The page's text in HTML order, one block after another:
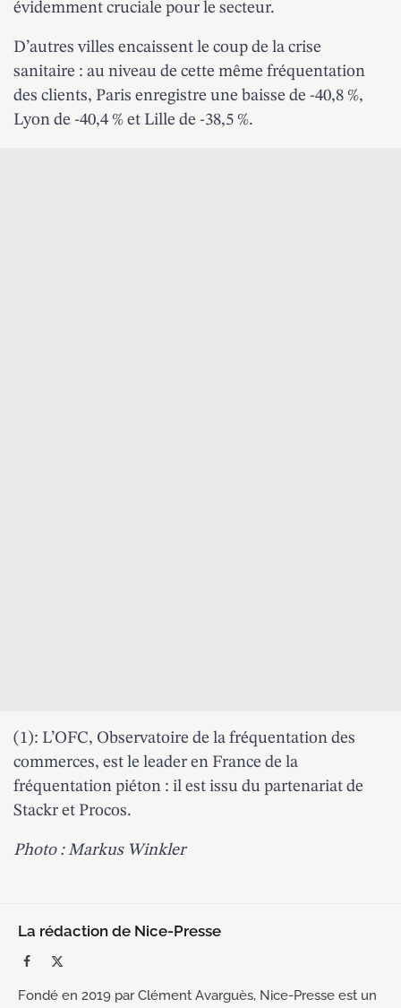
évidemment cruciale pour le secteur.
D’autres villes encaissent le coup de la crise
sanitaire : au niveau de cette même fréquentation
des clients, Paris enregistre une baisse de -40,8 %,
Lyon de -40,4 % et Lille de -38,5 %.
(1): L’OFC, Observatoire de la fréquentation des
commerces, est le leader en France de la
fréquentation piéton : il est issu du partenariat de
Stackr et Procos.
Photo : Markus Winkler
La rédaction de Nice-Presse
Facebook
Fondé en 2019 par Clément Avarguès, Nice-Presse est un